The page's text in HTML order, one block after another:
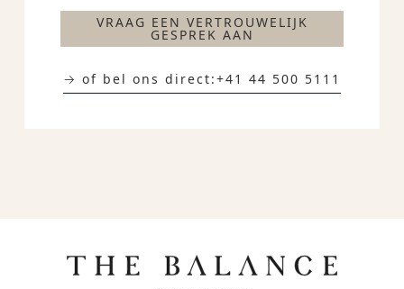
VRAAG EEN VERTROUWELIJK
GESPREK AAN
→ of bel ons direct:+41 44 500 5111